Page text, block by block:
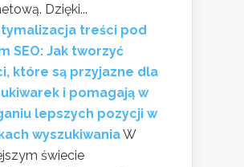
Dzięki...
treści pod
SEO: Jak tworzyć
które są przyjazne dla
i pomagają w
lepszych pozycji w
wyszukiwaniaW
świecie